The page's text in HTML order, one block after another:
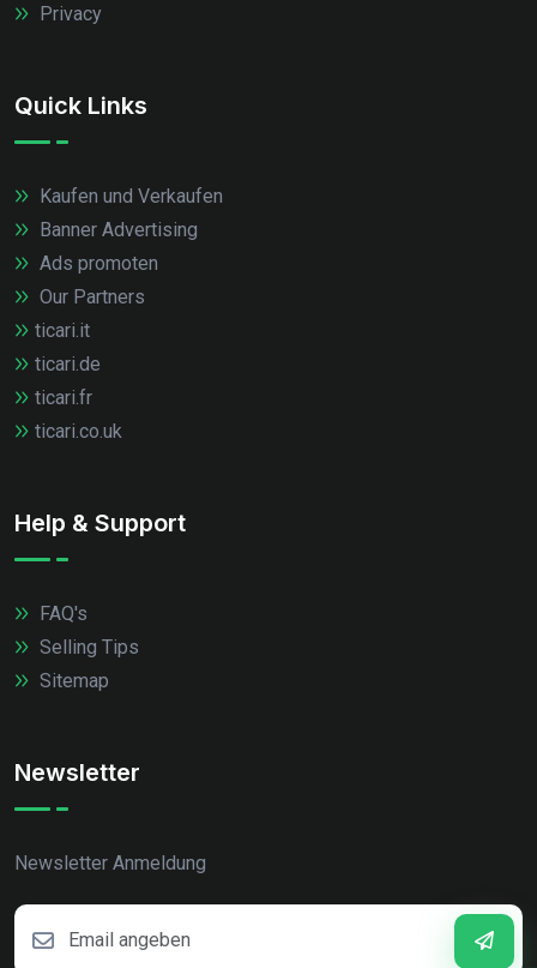
Privacy
Quick Links
Kaufen und Verkaufen
Banner Advertising
Ads promoten
Our Partners
ticari.it
ticari.de
ticari.fr
ticari.co.uk
Help & Support
FAQ's
Selling Tips
Sitemap
Newsletter
Newsletter Anmeldung